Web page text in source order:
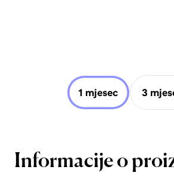
1 mjesec 3
Informacije o